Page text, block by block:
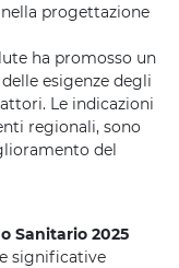
progettazione
ha promosso un
esigenze degli
Le indicazioni
regionali, sono
del
Sanitario 2025
significative